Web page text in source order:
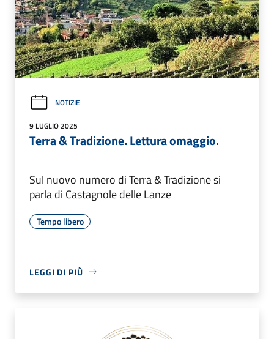
NOTIZIE
9 LUGLIO 2025
Terra & Tradizione. Lettura omaggio.
Sul nuovo numero di Terra & Tradizione si
parla di Castagnole delle Lanze
Tempo libero
LEGGI DI PIÙ